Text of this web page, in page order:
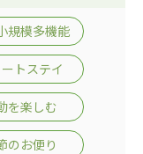
規模多機能
トステイ
を楽しむ
のお便り